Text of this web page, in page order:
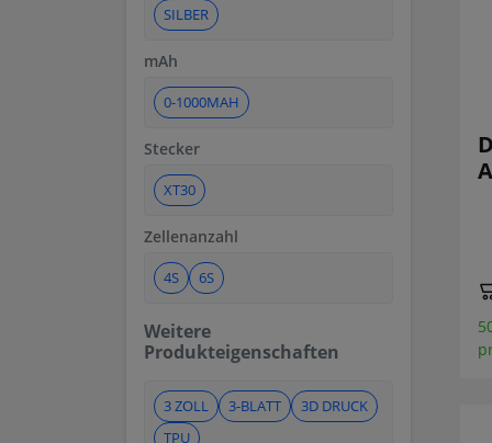
SILBER
mAh
0-1000MAH
Stecker
XT30
Zellenanzahl
4S 6S
Weitere
Produkteigenschaften
3 ZOLL 3-BLATT
3D DRUCK
TPU